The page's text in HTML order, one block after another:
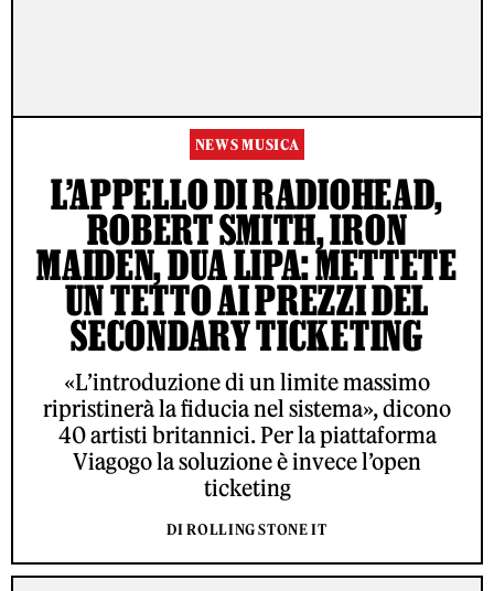
NEWS MUSICA
L’APPELLO DI RADIOHEAD,
ROBERT SMITH, IRON
MAIDEN, DUA LIPA: METTETE
UN TETTO AI PREZZI DEL
SECONDARY TICKETING
«L’introduzione di un limite massimo
ripristinerà la fiducia nel sistema», dicono
40 artisti britannici. Per la piattaforma
Viagogo la soluzione è invece l’open
ticketing
DI ROLLING STONE IT